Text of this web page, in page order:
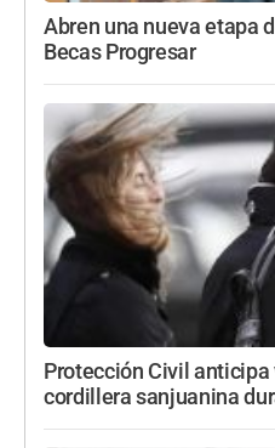
Abren una nueva etapa
Becas Progresar
Protección Civil
cordillera sanjuanina